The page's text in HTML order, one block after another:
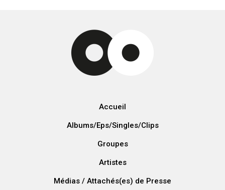
Accueil
Albums/Eps/Singles/Clips
Groupes
Artistes
Médias / Attachés(es) de Presse